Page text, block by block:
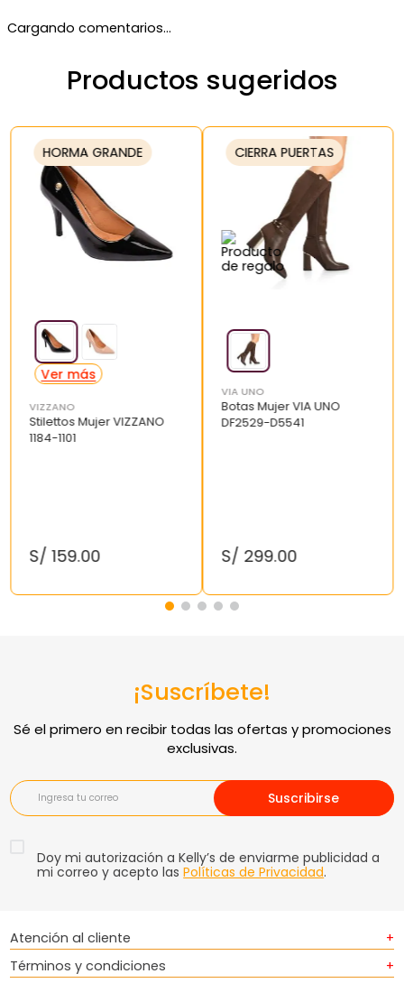
Cargando comentarios…
Productos sugeridos
HORMA GRANDE
VIZZANO
Stilettos Mujer VIZZANO
1184-1101
S/ 159.00
CIERRA PUERTAS
VIA UNO
Botas Mujer VIA UNO
DF2529-D5541
S/ 299.00
¡Suscríbete!
Suscribirse
Doy mi autorización a Kelly’s de enviarme publicidad a
mi correo y acepto lasPolíticas de Privacidad.
Atención al cliente
+
Términos y condiciones
+